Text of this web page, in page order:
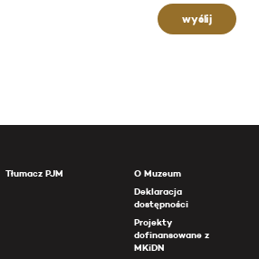
wyślij
Tłumacz PJM
O Muzeum
Deklaracja
dostępności
Projekty
dofinansowane z
MKiDN